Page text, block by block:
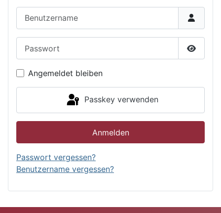
Angemeldet bleiben
Passkey verwenden
Anmelden
Passwort vergessen?
Benutzername vergessen?